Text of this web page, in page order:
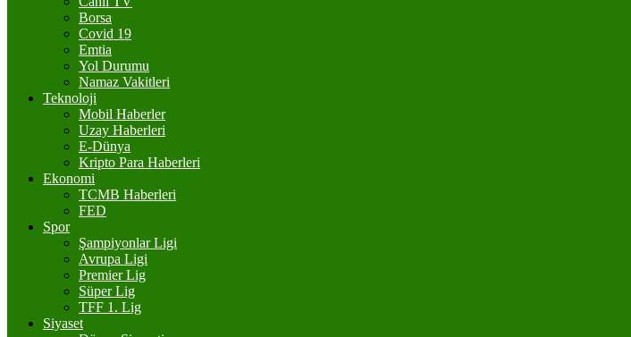
Borsa
Covid 19
Emtia
Yol Durumu
Namaz Vakitleri
Teknoloji
Mobil Haberler
Uzay Haberleri
E-Dünya
Kripto Para Haberleri
Ekonomi
TCMB Haberleri
FED
Spor
Şampiyonlar Ligi
Avrupa Ligi
Premier Lig
Süper Lig
TFF 1. Lig
Siyaset